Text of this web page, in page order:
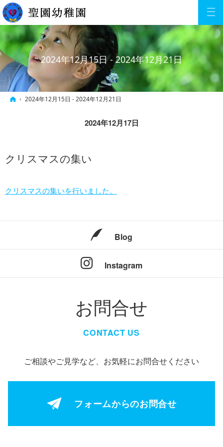
2024年12月15日 - 2024年12月21日
ホーム
2024年12月15日 - 2024年12月21日
2024年12月17日
クリスマスの集い
クリスマスの集いを行いました。
Blog
Instagram
お問合せ
CONTACT US
ご相談やご見学など、お気軽にお問合せください
フォームからのお問合せ